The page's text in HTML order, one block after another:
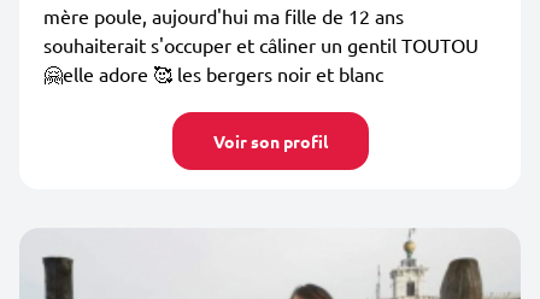
mère poule, aujourd'hui ma fille de 12 ans
souhaiterait s'occuper et câliner un gentil TOUTOU
🤗elle adore 🥰 les bergers noir et blanc
Voir son profil